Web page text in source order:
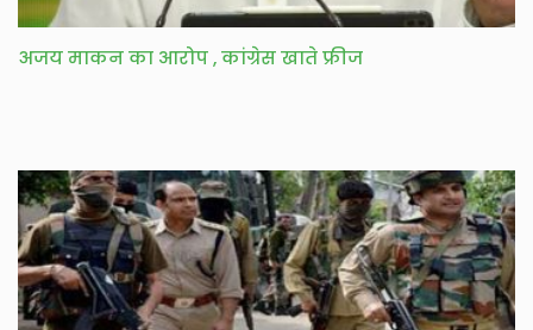
अजय माकन का आरोप , कांग्रेस खाते फ्रीज